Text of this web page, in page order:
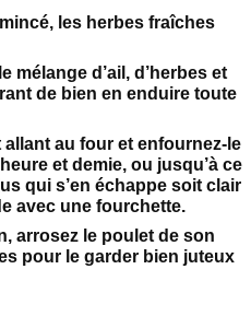
les herbes fraîches
mélange d’ail, d’herbes et
de bien en enduire toute
au four et enfournez-le
et demie, ou jusqu’à ce
qui s’en échappe soit clair
avec une fourchette.
arrosez le poulet de son
pour le garder bien juteux